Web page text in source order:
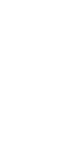
und